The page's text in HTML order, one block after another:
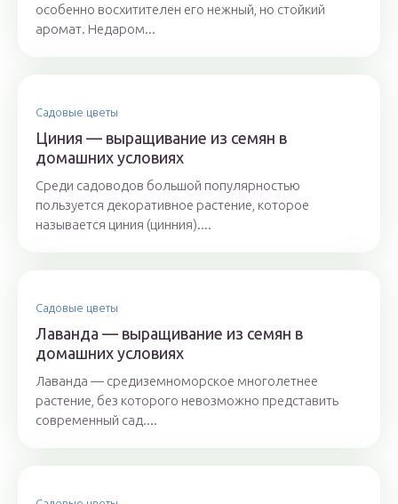
особенно восхитителен его нежный, но стойкий
аромат. Недаром...
Садовые цветы
Циния — выращивание из семян в
домашних условиях
Среди садоводов большой популярностью
пользуется декоративное растение, которое
называется циния (цинния)....
Садовые цветы
Лаванда — выращивание из семян в
домашних условиях
Лаванда — средиземноморское многолетнее
растение, без которого невозможно представить
современный сад....